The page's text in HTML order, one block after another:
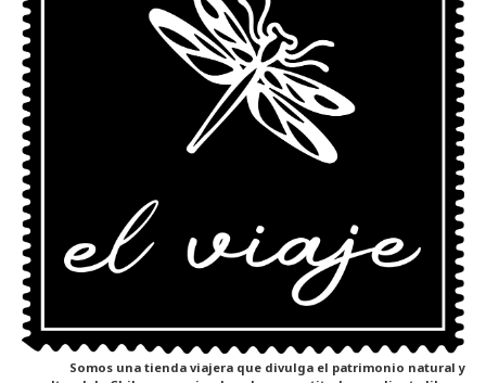
Somos una tienda viajera que divulga el patrimonio natural y